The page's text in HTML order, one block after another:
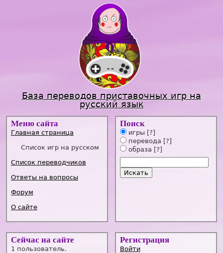
Jump to navigation
База переводов приставочных игр на
русский язык
Меню сайта
Главная страница
Список игр на русском
Список переводчиков
Ответы на вопросы
Форум
О сайте
Поиск
игры [?]
перевода [?]
образа [?]
Сейчас на сайте
1 пользователь.
Регистрация
Войти